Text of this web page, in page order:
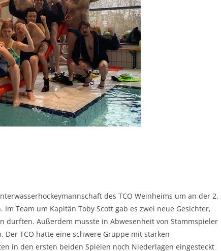
des TCO Weinheims um an der 2.
Im Team um Kapitän Toby Scott gab es zwei neue Gesichter,
durften. Außerdem musste in Abwesenheit von Stammspieler
TCO hatte eine schwere Gruppe mit starken
in den ersten beiden Spielen noch Niederlagen eingesteckt